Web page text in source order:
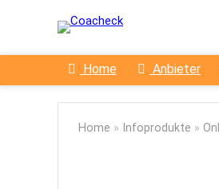
Home Anbieter
Home » Infoprodukte »